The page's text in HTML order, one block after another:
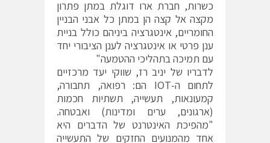
כשרות, חברת ארו דוגלת במתן פתרון
מקצה אל קצה הן במתן כל אבני הבניין
החומריים, אינטגרציה ביניהם כולל בניית
ענן פרטי או אינטגרציה לענן הציבורי יחד
עם תמיכה בתהליכי ההטמעה"
לדבריו של יניב רז, שווקי יעד מרכזיים
לתחום ה-IOT הם: רפואה, תחבורה,
קמעונאות, תעשייה, תשתיות חכמות
(ארגונים, ערים ומדינות) ואבטחה.
"מהפיכת האינטרנט של הדברים היא
אחד מהמנועים החזקים של התעשייה